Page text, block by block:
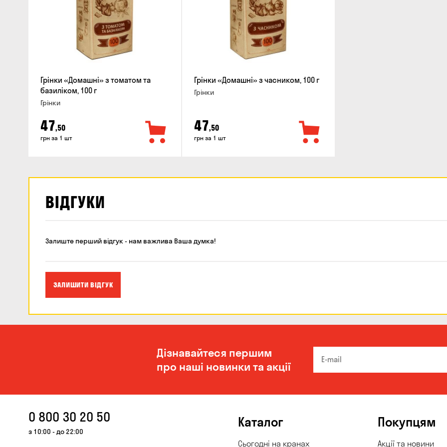
Грінки «Домашні» з томатом та
базиліком, 100 г
Грінки
47,50
грн за 1 шт
Грінки «Домашні» з часником, 100 г
Грінки
47,50
грн за 1 шт
ВІДГУКИ
Залиште перший відгук - нам важлива Ваша думка!
ЗАЛИШИТИ ВІДГУК
Дізнавайтеся першим
про наші новинки та акції
0 800 30 20 50
з 10:00 - до 22:00
Каталог
Сьогодні на кранах
Покупцям
Акції та новини